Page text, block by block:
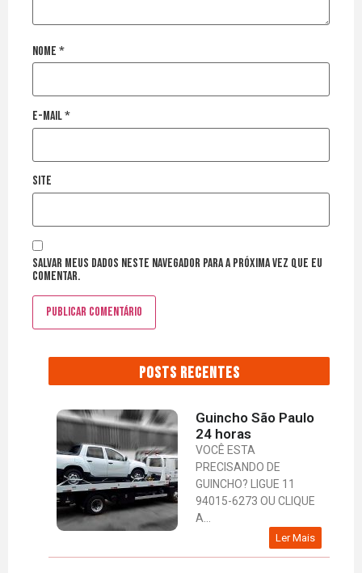
Nome *
E-mail*
Site
Salvar meus dados neste navegador para a próxima vez que eu
comentar.
POSTS RECENTES
Guincho São Paulo
24 horas
VOCÊ ESTA
PRECISANDO DE
GUINCHO? LIGUE 11
94015-6273 OU CLIQUE
A...
Ler Mais